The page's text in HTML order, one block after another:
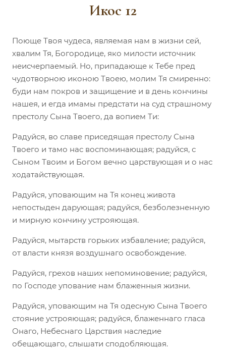
Икос 12
Поюще Твоя чудеса, являемая нам в жизни сей,
хвалим Тя, Богородице, яко милости источник
неисчерпаемый. Но, припадающе к Тебе пред
чудотворною иконою Твоею, молим Тя смиренно:
буди нам покров и защищение и в день кончины
нашея, и егда имамы предстати на суд страшному
престолу Сына Твоего, да вопием Ти:
Радуйся, во славе приседящая престолу Сына
Твоего и тамо нас воспоминающая; радуйся, с
Сыном Твоим и Богом вечно царствующая и о нас
ходатайствующая.
Радуйся, уповающим на Тя конец живота
непостыден дарующая; радуйся, безболезненную
и мирную кончину устрояющая.
Радуйся, мытарств горьких избавление; радуйся,
от власти князя воздушнаго освобождение.
Радуйся, грехов наших непоминовение; радуйся,
по Господе упование нам блаженныя жизни.
Радуйся, уповающим на Тя одесную Сына Твоего
стояние устрояющая; радуйся, блаженнаго гласа
Онаго, Небеснаго Царствия наследие
обещающаго, слышати сподобляющая.